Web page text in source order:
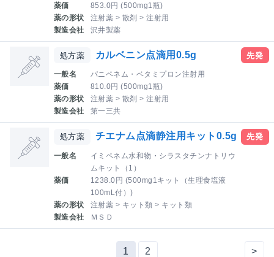
薬価
853.0円 (500mg1瓶)
薬の形状
注射薬 > 散剤 > 注射用
製造会社
沢井製薬
処方薬 カルベニン点滴用0.5g
一般名
パニペネム・ベタミプロン注射用
薬価
810.0円 (500mg1瓶)
薬の形状
注射薬 > 散剤 > 注射用
製造会社
第一三共
先発
処方薬 チエナム点滴静注用キット0.5g
一般名
イミペネム水和物・シラスタチンナトリウ
ムキット（1）
薬価
1238.0円 (500mg1キット（生理食塩液
100mL付）)
薬の形状
注射薬 > キット類 > キット類
製造会社
ＭＳＤ
先発
1 2 >